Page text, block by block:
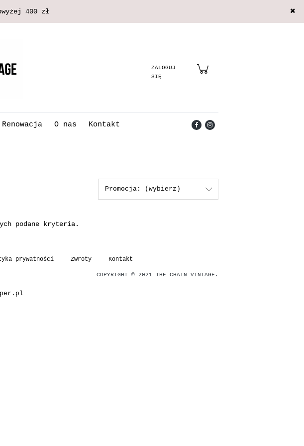
400 zł
Renowacja O nas Kontakt
Promocja: (wybierz)
podane kryteria.
prywatności Zwroty Kontakt
COPYRIGHT © 2021 THE CHAIN VINTAGE.